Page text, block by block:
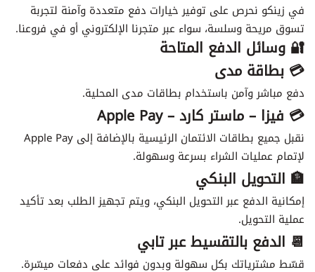
في زينكو نحرص على توفير خيارات دفع متعددة وآمنة لتجربة
تسوق مريحة وسلسة، سواء عبر متجرنا الإلكتروني أو في فروعنا.
🔐 وسائل الدفع المتاحة
💳 بطاقة مدى
دفع مباشر وآمن باستخدام بطاقات مدى المحلية.
💳 فيزا – ماستر كارد – Apple Pay
نقبل جميع بطاقات الائتمان الرئيسية بالإضافة إلى Apple Pay
لإتمام عمليات الشراء بسرعة وسهولة.
🏦 التحويل البنكي
إمكانية الدفع عبر التحويل البنكي، ويتم تجهيز الطلب بعد تأكيد
عملية التحويل.
📆 الدفع بالتقسيط عبر تابي
قسّط مشترياتك بكل سهولة وبدون فوائد على دفعات ميسّرة.